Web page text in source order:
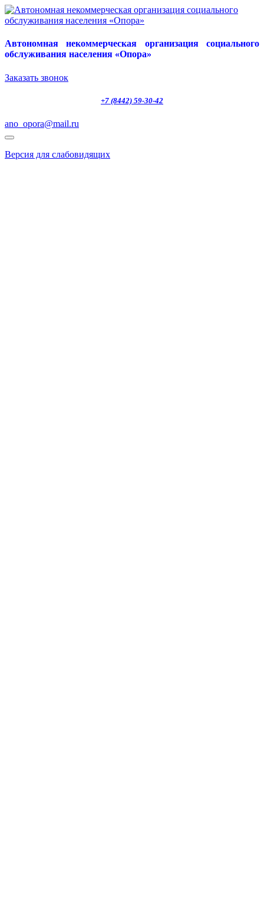
Автономная некоммерческая организация социального
обслуживания населения «Опора»
Заказать звонок
+7 (8442) 59-30-42
ano_opora@mail.ru
Версия для слабовидящих